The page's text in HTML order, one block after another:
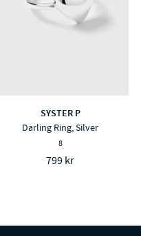
SYSTER P
Darling Ring, Silver
8
799 kr